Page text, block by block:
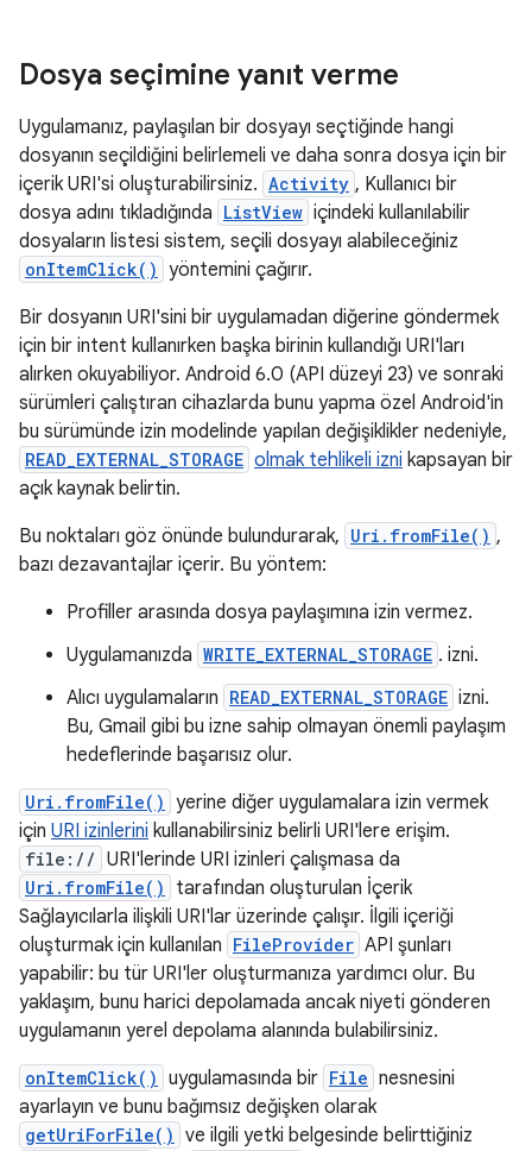
Dosya seçimine yanıt verme
Uygulamanız, paylaşılan bir dosyayı seçtiğinde hangi
dosyanın seçildiğini belirlemeli ve daha sonra dosya için bir
içerik URI'si oluşturabilirsiniz. Activity , Kullanıcı bir
dosya adını tıkladığında ListView içindeki kullanılabilir
dosyaların listesi sistem, seçili dosyayı alabileceğiniz
onItemClick() yöntemini çağırır.
Bir dosyanın URI'sini bir uygulamadan diğerine göndermek
için bir intent kullanırken başka birinin kullandığı URI'ları
alırken okuyabiliyor. Android 6.0 (API düzeyi 23) ve sonraki
sürümleri çalıştıran cihazlarda bunu yapma özel Android'in
bu sürümünde izin modelinde yapılan değişiklikler nedeniyle,
READ_EXTERNAL_STORAGE olmak tehlikeli izni kapsayan bir
açık kaynak belirtin.
Bu noktaları göz önünde bulundurarak, Uri.fromFile() ,
bazı dezavantajlar içerir. Bu yöntem:
Profiller arasında dosya paylaşımına izin vermez.
Uygulamanızda WRITE_EXTERNAL_STORAGE . izni.
Alıcı uygulamaların READ_EXTERNAL_STORAGE izni.
Bu, Gmail gibi bu izne sahip olmayan önemli paylaşım
hedeflerinde başarısız olur.
Uri.fromFile() yerine diğer uygulamalara izin vermek
için URI izinlerini kullanabilirsiniz belirli URI'lere erişim.
file:// URI'lerinde URI izinleri çalışmasa da
Uri.fromFile()
tarafından oluşturulan İçerik
Sağlayıcılarla ilişkili URI'lar üzerinde çalışır. İlgili içeriği
oluşturmak için kullanılan FileProvider API şunları
yapabilir: bu tür URI'ler oluşturmanıza yardımcı olur. Bu
yaklaşım, bunu harici depolamada ancak niyeti gönderen
uygulamanın yerel depolama alanında bulabilirsiniz.
onItemClick() uygulamasında bir File nesnesini
ayarlayın ve bunu bağımsız değişken olarak
getUriForFile() ve ilgili yetki belgesinde belirttiğiniz